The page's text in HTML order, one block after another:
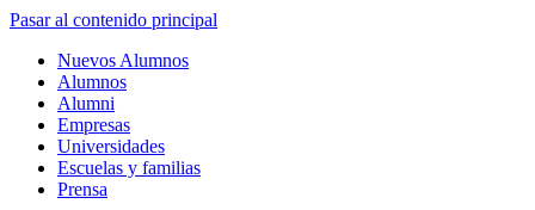
Pasar al contenido principal
Nuevos Alumnos
Alumnos
Alumni
Empresas
Universidades
Escuelas y familias
Prensa